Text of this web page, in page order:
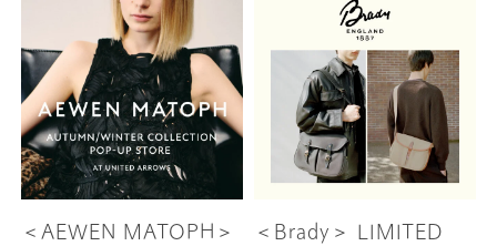
＜AEWEN MATOPH＞
＜Brady＞ LIMITED